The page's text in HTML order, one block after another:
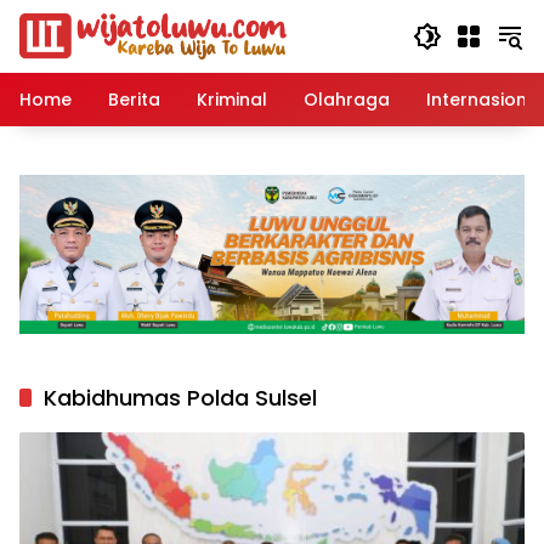
Langsung
konten
Home
Berita Kriminal Olahraga Internasional
Kabidhumas Polda Sulsel